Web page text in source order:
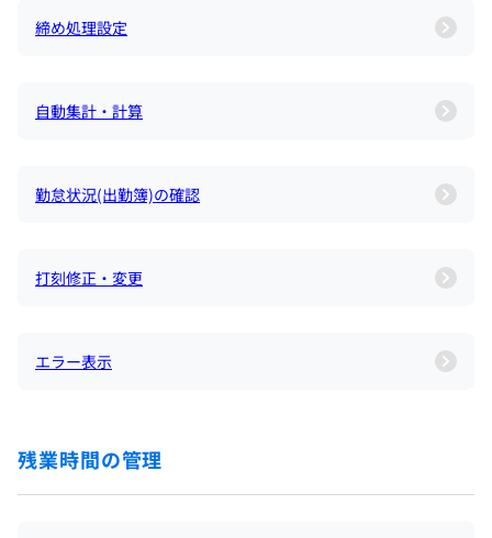
締め処理設定
自動集計・計算
勤怠状況(出勤簿)の確認
打刻修正・変更
エラー表示
残業時間の管理